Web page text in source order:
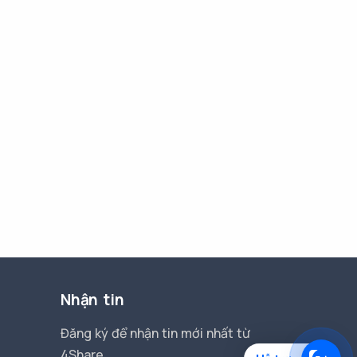
Nhận tin
Đăng ký để nhận tin mới nhất từ